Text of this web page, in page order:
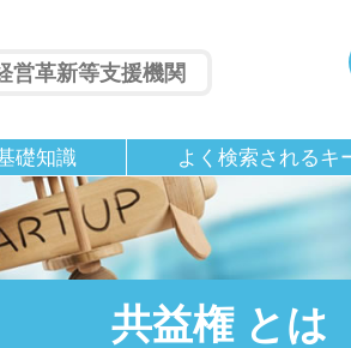
共益権 とは
営革新等支援機関
礎知識 よく検索されるキ